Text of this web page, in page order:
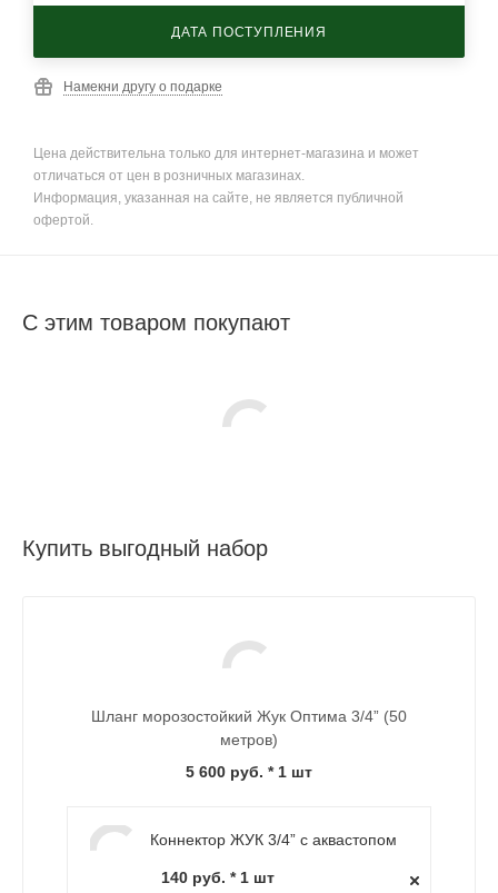
ДАТА ПОСТУПЛЕНИЯ
Намекни другу о подарке
Цена действительна только для интернет-магазина и может
отличаться от цен в розничных магазинах.
Информация, указанная на сайте, не является публичной
офертой.
С этим товаром покупают
Купить выгодный набор
Шланг морозостойкий Жук Оптима 3/4” (50
метров)
5 600 руб. * 1 шт
Коннектор ЖУК 3/4” с аквастопом
140 руб. * 1 шт